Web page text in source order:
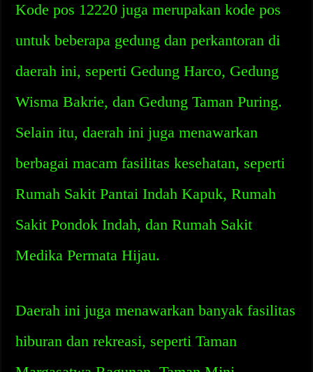
Kode pos 12220 juga merupakan kode pos
untuk beberapa gedung dan perkantoran di
daerah ini, seperti Gedung Harco, Gedung
Wisma Bakrie, dan Gedung Taman Puring.
Selain itu, daerah ini juga menawarkan
berbagai macam fasilitas kesehatan, seperti
Rumah Sakit Pantai Indah Kapuk, Rumah
Sakit Pondok Indah, dan Rumah Sakit
Medika Permata Hijau.
Daerah ini juga menawarkan banyak fasilitas
hiburan dan rekreasi, seperti Taman